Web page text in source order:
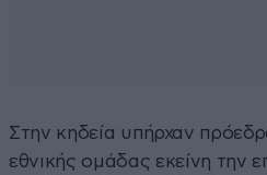
Στην κηδεία υπήρχαν
εθνικής ομάδας εκείνη την